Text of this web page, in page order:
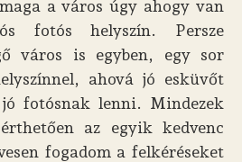
a város úgy ahogy van
fotós helyszín. Persze
város is egyben, egy sor
ahová jó esküvőt
fotósnak lenni. Mindezek
az egyik kedvenc
fogadom a felkéréseket